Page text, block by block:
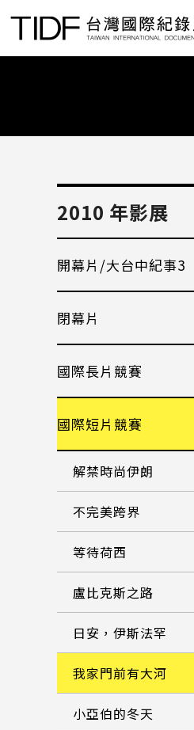
2010 年影展
開幕片/大台中紀事3
閉幕片
國際長片競賽
國際短片競賽
解禁時尚伊朗
不完美跨界
等待荷西
盧比克斯之路
日安，伊斯法罕
我家門前有大河
小亞伯的冬天